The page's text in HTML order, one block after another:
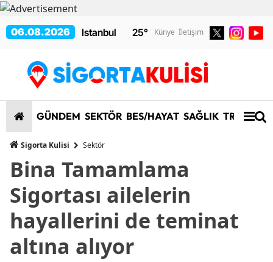
06.08.2026 25° Künye İletişim
GÜNDEM SEKTÖR BES/HAYAT SAĞLIK TRAFİK/
Sigorta Kulisi Sektör
Bina Tamamlama
Sigortası ailelerin
hayallerini de teminat
altına alıyor